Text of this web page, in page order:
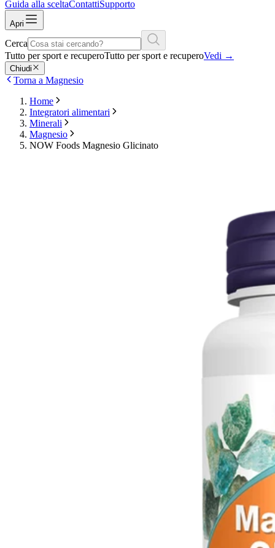
Guida alla sceltaContattiSupporto
Apri
Cerca
Tutto per sport e recuperoTutto per sport e recuperoVedi →
Chiudi
Torna a Magnesio
Home
Integratori alimentari
Minerali
Magnesio
NOW Foods Magnesio Glicinato